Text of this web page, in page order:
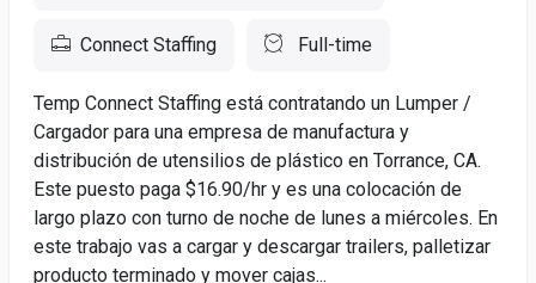
Connect Staffing Full-time
Temp Connect Staffing está contratando un Lumper /
Cargador para una empresa de manufactura y
distribución de utensilios de plástico en Torrance, CA.
Este puesto paga $16.90/hr y es una colocación de
largo plazo con turno de noche de lunes a miércoles. En
este trabajo vas a cargar y descargar trailers, palletizar
producto terminado y mover cajas...